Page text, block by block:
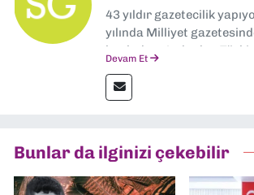
43 yıldır gazetecilik
yılında Milliyet
başladım. Ardından
muhabir, editör, müdür
müdürü olarak görev
Gazetesi'nde editörlük
Devam Et
Bunlar da ilginizi çekebilir